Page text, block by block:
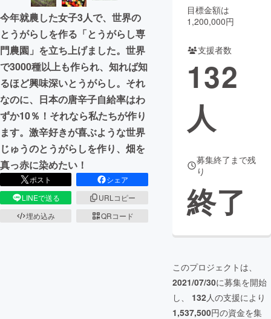
CAMPFIREふるさと納税
コミュニティ
今年就農した女子3人で、世界の
とうがらしを作る「とうがらし専
門農園」を立ち上げました。世界
で3000種以上も作られ、知れば知
るほど興味深いとうがらし。それ
なのに、日本の唐辛子自給率はわ
ずか10％！それなら私たちが作り
ます。激辛好きが喜ぶような世界
じゅうのとうがらしを作り、畑を
真っ赤に染めたい！
ポスト
シェア
LINEで送る
URLコピー
埋め込み
QRコード
目標金額は
1,200,000円
支援者数
132
人
募集終了まで残
り
終了
このプロジェクトは、
2021/07/30に募集を開始
し、 132人の支援により
1,537,500円の資金を集